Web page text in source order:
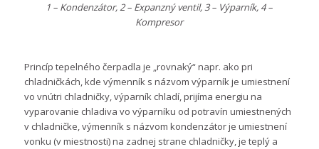
1 – Kondenzátor, 2 – Expanzný ventil, 3 – Výparník, 4 –
Kompresor
Princíp tepelného čerpadla je „rovnaký“ napr. ako pri
chladničkách, kde výmenník s názvom výparník je umiestnení
vo vnútri chladničky, výparník chladí, prijíma energiu na
vyparovanie chladiva vo výparníku od potravín umiestnených
v chladničke, výmenník s názvom kondenzátor je umiestnení
vonku (v miestnosti) na zadnej strane chladničky, je teplý a